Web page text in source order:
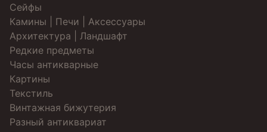
Cейфы
Камины | Печи | Аксессуары
Архитектура | Ландшафт
Редкие предметы
Часы антикварные
Картины
Текстиль
Винтажная бижутерия
Разный антиквариат